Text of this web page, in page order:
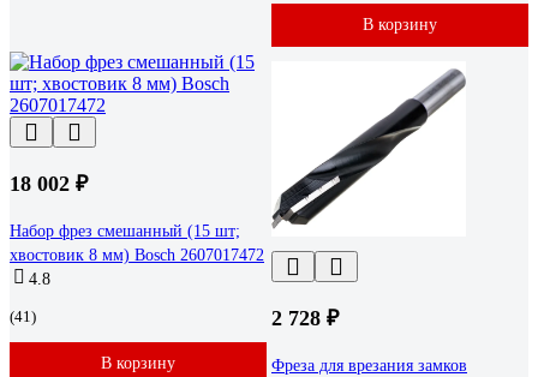
В корзину
18 002 ₽
Набор фрез смешанный (15 шт;
хвостовик 8 мм) Bosch 2607017472
4.8
(41)
В корзину
2 728 ₽
Фреза для врезания замков